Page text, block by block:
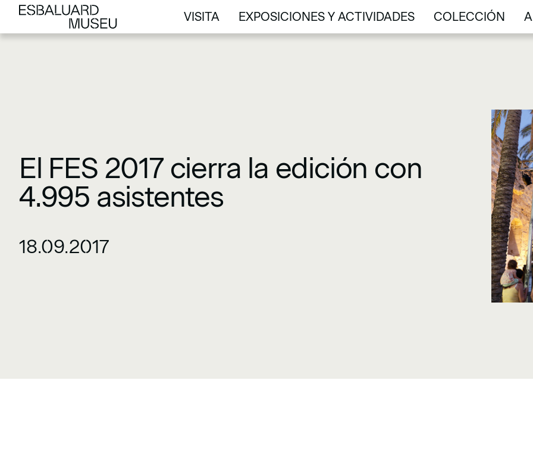
VISITA
VISITA
EXPOSICIONES Y ACTIVIDADES
EXPOSICIONES Y ACTIVIDADES
COLECCIÓN
COLECCIÓN
El FES 2017 cierra la edición con
4.995 asistentes
18.09.2017